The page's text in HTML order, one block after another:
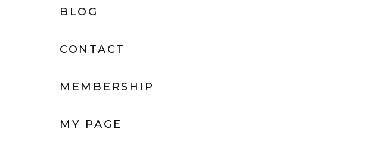
BLOG
CONTACT
MEMBERSHIP
MY PAGE